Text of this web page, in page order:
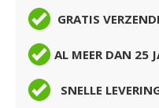
GRATIS
AL MEER DAN 25
SNELLE